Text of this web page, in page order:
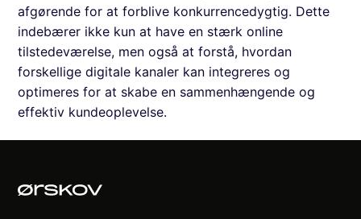
afgørende for at forblive konkurrencedygtig. Dette
indebærer ikke kun at have en stærk online
tilstedeværelse, men også at forstå, hvordan
forskellige digitale kanaler kan integreres og
optimeres for at skabe en sammenhængende og
effektiv kundeoplevelse.